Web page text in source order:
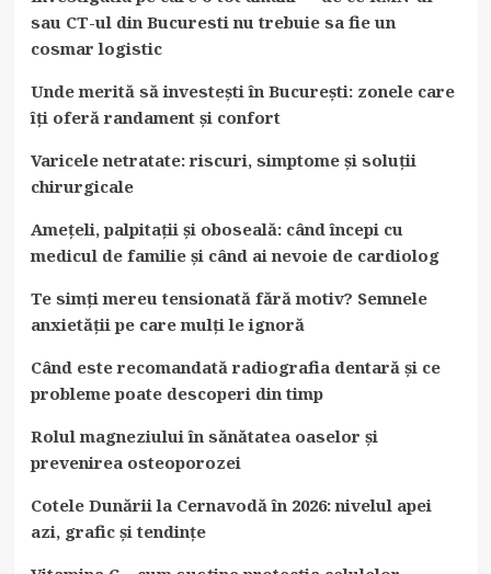
sau CT-ul din Bucuresti nu trebuie sa fie un
cosmar logistic
Unde merită să investești în București: zonele care
îți oferă randament și confort
Varicele netratate: riscuri, simptome și soluții
chirurgicale
Amețeli, palpitații și oboseală: când începi cu
medicul de familie și când ai nevoie de cardiolog
Te simți mereu tensionată fără motiv? Semnele
anxietății pe care mulți le ignoră
Când este recomandată radiografia dentară și ce
probleme poate descoperi din timp
Rolul magneziului în sănătatea oaselor și
prevenirea osteoporozei
Cotele Dunării la Cernavodă în 2026: nivelul apei
azi, grafic și tendințe